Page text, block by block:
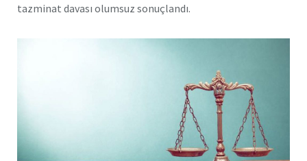
tazminat davası olumsuz sonuçlandı.